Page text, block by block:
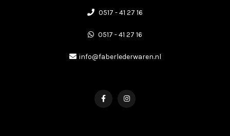
0517 - 41 27 16
0517 - 41 27 16
info@faberlederwaren.nl